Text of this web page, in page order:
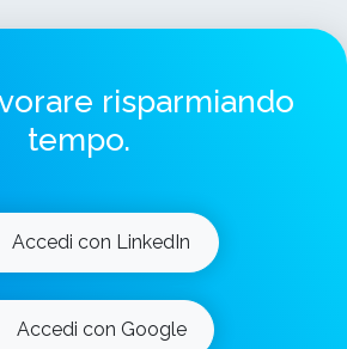
risparmiando
tempo.
Accedi con LinkedIn
Accedi con Google